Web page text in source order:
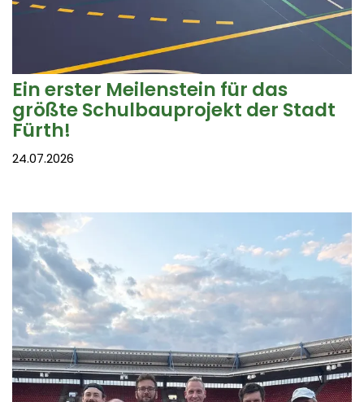
Ein erster Meilenstein für das
größte Schulbauprojekt der Stadt
Fürth!
24.07.2026